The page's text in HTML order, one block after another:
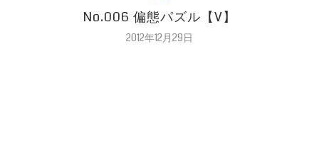
No.006 偏態パズル【V】
2012年12月29日